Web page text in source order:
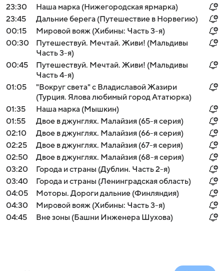
23:30
Наша марка (Нижегородская ярмарка)
23:45
Дальние берега (Путешествие в Норвегию)
00:15
Мировой вояж (Хибины: Часть 3-я)
00:30
Путешествуй. Мечтай. Живи! (Мальдивы
Часть 3-я)
00:45
Путешествуй. Мечтай. Живи! (Мальдивы
Часть 4-я)
01:05
"Вокруг света" с Владиславой Жазири
(Турция. Ялова любимый город Ататюрка)
01:35
Наша марка (Мышкин)
01:55
Двое в джунглях. Малайзия (65-я серия)
02:10
Двое в джунглях. Малайзия (66-я серия)
02:25
Двое в джунглях. Малайзия (67-я серия)
02:50
Двое в джунглях. Малайзия (68-я серия)
03:20
Города и страны (Дублин. Часть 2-я)
03:40
Города и страны (Ленинградская область)
04:05
Моторы. Дороги дальние (Финляндия)
04:30
Мировой вояж (Хибины: Часть 3-я)
04:45
Вне зоны (Башни Инженера Шухова)